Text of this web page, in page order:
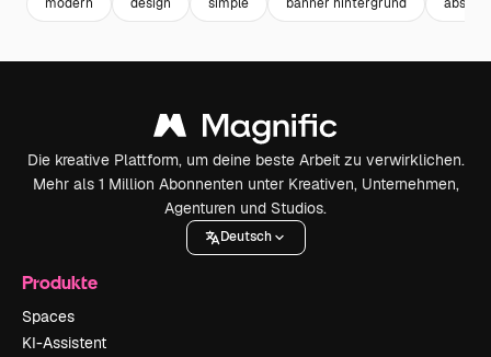
modern design simple banner hintergrund
Die kreative Plattform, um deine beste Arbeit zu verwirklichen.
Mehr als 1 Million Abonnenten unter Kreativen, Unternehmen,
Agenturen und Studios.
Deutsch
Produkte
Spaces
KI-Assistent